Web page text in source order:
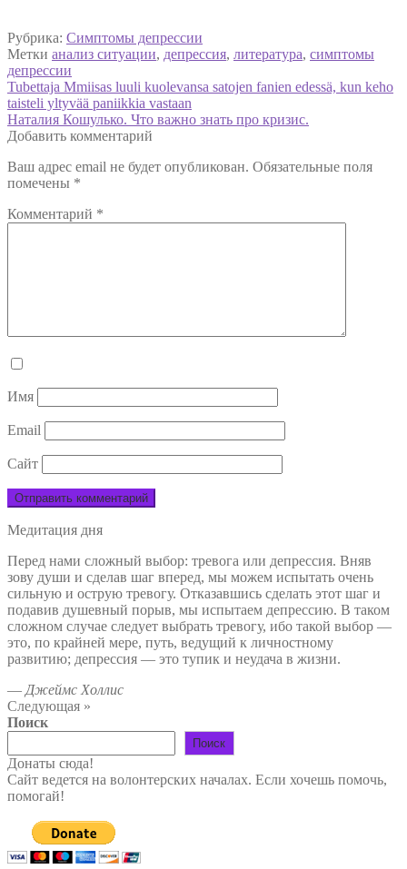
Рубрика: Симптомы депрессии
Метки анализ ситуации, депрессия, литература, симптомы
депрессии
Навигация
по
записям
Предыдущая
запись:
Tubettaja Mmiisas luuli kuolevansa satojen fanien edessä, kun keho
taisteli yltyvää paniikkia vastaan
Следующая
запись:
Наталия Кошулько. Что важно знать про кризис.
Добавить комментарий
Ваш адрес email не будет опубликован. Обязательные поля
помечены *
Комментарий *
Имя
Email
Сайт
Медитация дня
Перед нами сложный выбор: тревога или депрессия. Вняв
зову души и сделав шаг вперед, мы можем испытать очень
сильную и острую тревогу. Отказавшись сделать этот шаг и
подавив душевный порыв, мы испытаем депрессию. В таком
сложном случае следует выбрать тревогу, ибо такой выбор —
это, по крайней мере, путь, ведущий к личностному
развитию; депрессия — это тупик и неудача в жизни.
— Джеймс Холлис
Следующая »
Поиск
Поиск
Донаты сюда!
Сайт ведется на волонтерских началах. Если хочешь помочь,
помогай!